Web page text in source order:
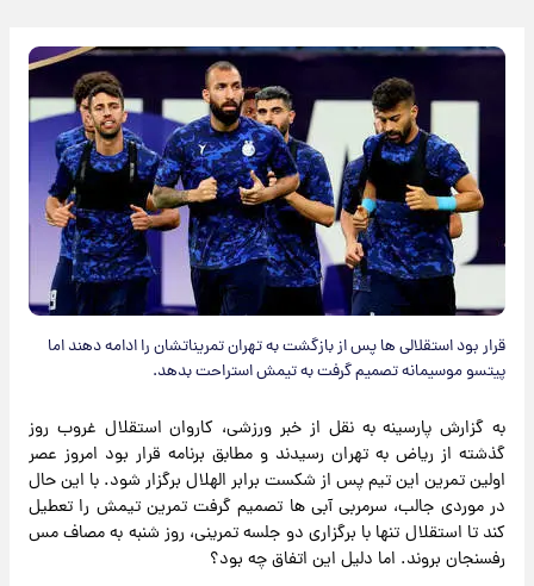
قرار بود استقلالی ها پس از بازگشت به تهران تمریناتشان را ادامه دهند اما
پیتسو موسیمانه تصمیم گرفت به تیمش استراحت بدهد.
به گزارش پارسینه به نقل از خبر ورزشی، کاروان استقلال غروب روز
گذشته از ریاض به تهران رسیدند و مطابق برنامه قرار بود امروز عصر
اولین تمرین این تیم پس از شکست برابر الهلال برگزار شود. با این حال
در موردی جالب، سرمربی آبی ها تصمیم گرفت تمرین تیمش را تعطیل
کند تا استقلال تنها با برگزاری دو جلسه تمرینی، روز شنبه به مصاف مس
رفسنجان بروند. اما دلیل این اتفاق چه بود؟